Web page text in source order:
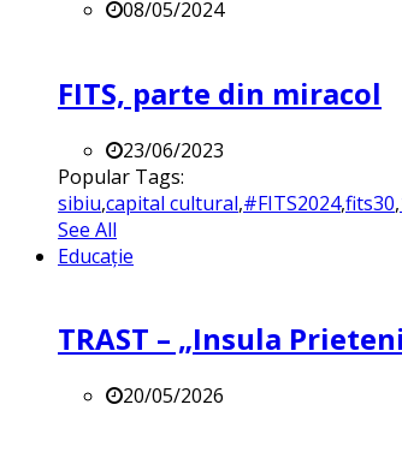
08/05/2024
FITS, parte din miracol
23/06/2023
Popular Tags:
sibiu,capital cultural,#FITS2024,fits30,
See All
Educație
TRAST – „Insula
20/05/2026